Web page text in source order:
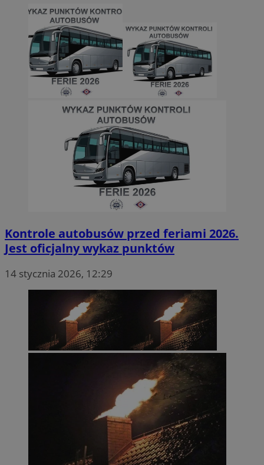
Kontrole autobusów przed feriami 2026.
Jest oficjalny wykaz punktów
14 stycznia 2026, 12:29